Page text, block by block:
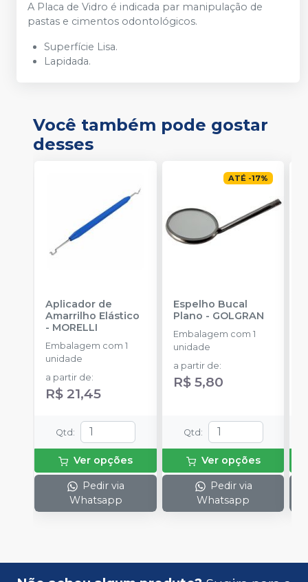
A Placa de Vidro é indicada par manipulação de
pastas e cimentos odontológicos.
Superfície Lisa.
Lapidada.
Você também pode gostar
desses
Aplicador de
Amarrilho Elástico
- MORELLI
Embalagem com 1
unidade
a partir de:
R$ 21,45
Qtd :
Ver opções
Pedir via
Whatsapp
ATÉ -17%
Espelho Bucal
Plano - GOLGRAN
Embalagem com 1
unidade
a partir de:
R$ 5,80
Qtd :
Ver opções
Pedir via
Whatsapp